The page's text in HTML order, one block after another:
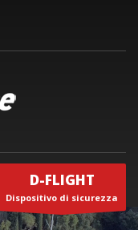
D-FLIGHT
Dispositivo di sicurezza